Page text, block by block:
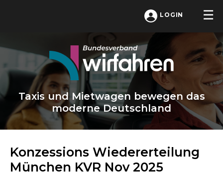
LOGIN
Taxis und Mietwagen bewegen das
moderne Deutschland
Konzessions Wiedererteilung
München KVR Nov 2025